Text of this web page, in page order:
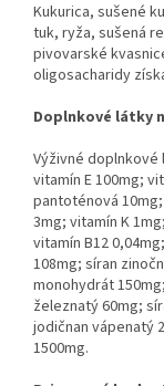
Kukurica, sušené
tuk, ryža, sušená
pivovarské
oligosacharidy
Doplnkové látky
Výživné doplnkové
vitamín E 100mg;
pantoténová
3mg; vitamín K
vitamín B12
108mg; síran
monohydrát
železnatý 60mg;
jodičnan vápenatý
1500mg.